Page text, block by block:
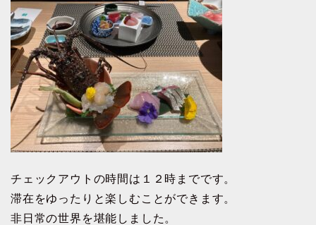
チェックアウトの時間は１２時までです。
滞在をゆったりと楽しむことができます。
非日常の世界を堪能しました。